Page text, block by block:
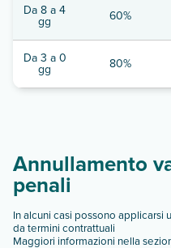
Da 8 a 4
gg 60%
Da 3 a 0
gg 80%
Annullamento
penali
In alcuni casi possono
da termini contrattuali
Maggiori informazioni nella